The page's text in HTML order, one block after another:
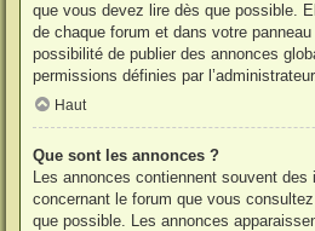
que vous devez lire dès que possible.
de chaque forum et dans votre panneau
possibilité de publier des annonces
permissions définies par
Haut
Que sont les annonces ?
Les annonces contiennent souvent
concernant le forum que vous
que possible. Les annonces